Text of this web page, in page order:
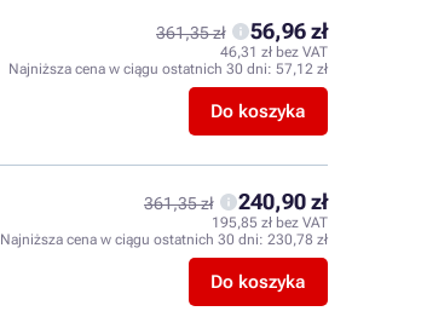
361,35 zł 56,96 zł
46,31 zł bez VAT
Najniższa cena w ciągu ostatnich 30 dni: 57,12 zł
Do koszyka
361,35 zł 240,90 zł
195,85 zł bez VAT
Najniższa cena w ciągu ostatnich 30 dni: 230,78 zł
Do koszyka